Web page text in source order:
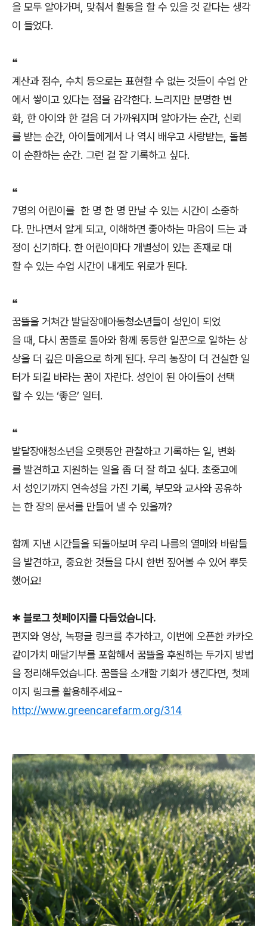
을 모두 알아가며, 맞춰서 활동을 할 수 있을 것 같다는 생각
이 들었다.
❝
계산과 점수, 수치 등으로는 표현할 수 없는 것들이 수업 안
에서 쌓이고 있다는 점을 감각한다. 느리지만 분명한 변
화, 한 아이와 한 걸음 더 가까워지며 알아가는 순간, 신뢰
를 받는 순간, 아이들에게서 나 역시 배우고 사랑받는, 돌봄
이 순환하는 순간. 그런 걸 잘 기록하고 싶다.
❝
7명의 어린이를 한 명 한 명 만날 수 있는 시간이 소중하
다. 만나면서 알게 되고, 이해하면 좋아하는 마음이 드는 과
정이 신기하다. 한 어린이마다 개별성이 있는 존재로 대
할 수 있는 수업 시간이 내게도 위로가 된다.
❝
꿈뜰을 거쳐간 발달장애아동청소년들이 성인이 되었
을 때, 다시 꿈뜰로 돌아와 함께 동등한 일꾼으로 일하는 상
상을 더 깊은 마음으로 하게 된다. 우리 농장이 더 건실한 일
터가 되길 바라는 꿈이 자란다. 성인이 된 아이들이 선택
할 수 있는 ‘좋은’ 일터.
❝
발달장애청소년을 오랫동안 관찰하고 기록하는 일, 변화
를 발견하고 지원하는 일을 좀 더 잘 하고 싶다. 초중고에
서 성인기까지 연속성을 가진 기록, 부모와 교사와 공유하
는 한 장의 문서를 만들어 낼 수 있을까?
함께 지낸 시간들을 되돌아보며 우리 나름의 열매와 바람들
을 발견하고, 중요한 것들을 다시 한번 짚어볼 수 있어 뿌듯
했어요!
✱ 블로그 첫페이지를 다듬었습니다.
편지와 영상, 녹평글 링크를 추가하고, 이번에 오픈한 카카오
같이가치 매달기부를 포함해서 꿈뜰을 후원하는 두가지 방법
을 정리해두었습니다. 꿈뜰을 소개할 기회가 생긴다면, 첫페
이지 링크를 활용해주세요~
http://www.greencarefarm.org/314